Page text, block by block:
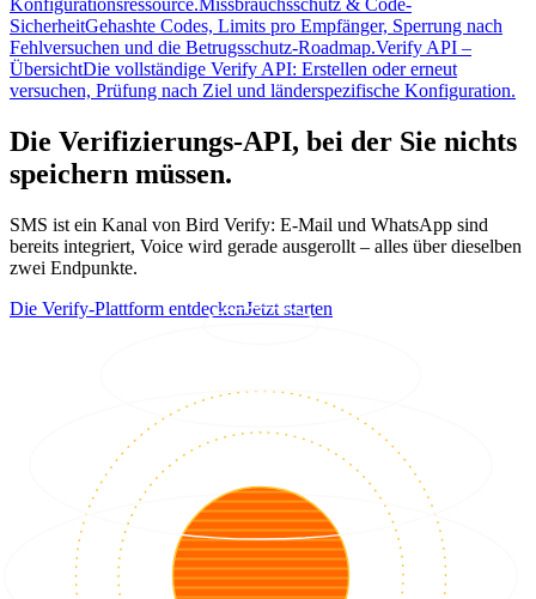
Konfigurationsressource. Missbrauchsschutz & Code-
SicherheitGehashte Codes, Limits pro Empfänger, Sperrung nach
Fehlversuchen und die Betrugsschutz-Roadmap.Verify API –
ÜbersichtDie vollständige Verify API: Erstellen oder erneut
versuchen, Prüfung nach Ziel und länderspezifische Konfiguration.
Die Verifizierungs-API, bei der Sie nichts
speichern müssen.
SMS ist ein Kanal von Bird Verify: E-Mail und WhatsApp sind
bereits integriert, Voice wird gerade ausgerollt – alles über dieselben
zwei Endpunkte.
Die Verify-Plattform entdeckenJetzt starten